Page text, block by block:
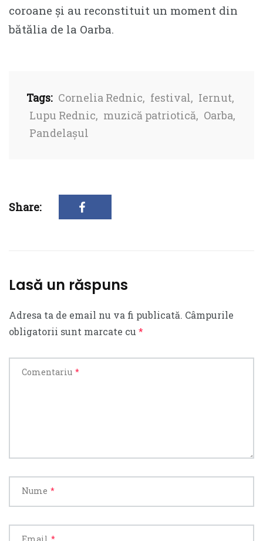
coroane și au reconstituit un moment din
bătălia de la Oarba.
Tags: Cornelia Rednic, festival, Iernut,
Lupu Rednic, muzică patriotică, Oarba,
Pandelașul
Share:
Lasă un răspuns
Adresa ta de email nu va fi publicată. Câmpurile
obligatorii sunt marcate cu *
Comentariu *
Nume *